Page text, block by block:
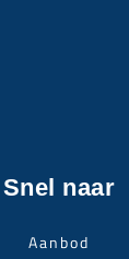
Snel naar
Aanbod